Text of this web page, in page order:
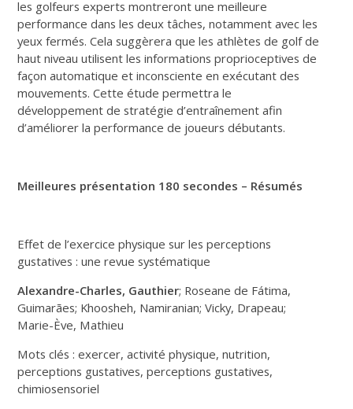
les golfeurs experts montreront une meilleure
performance dans les deux tâches, notamment avec les
yeux fermés. Cela suggèrera que les athlètes de golf de
haut niveau utilisent les informations proprioceptives de
façon automatique et inconsciente en exécutant des
mouvements. Cette étude permettra le
développement de stratégie d’entraînement afin
d’améliorer la performance de joueurs débutants.
Meilleures présentation 180 secondes – Résumés
Effet de l’exercice physique sur les perceptions
gustatives : une revue systématique
Alexandre-Charles, Gauthier; Roseane de Fátima,
Guimarães; Khoosheh, Namiranian; Vicky, Drapeau;
Marie-Ève, Mathieu
Mots clés : exercer, activité physique, nutrition,
perceptions gustatives, perceptions gustatives,
chimiosensoriel